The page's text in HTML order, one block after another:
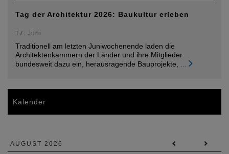
Tag der Architektur 2026: Baukultur erleben
17. Juni
Traditionell am letzten Juniwochenende laden die
Architektenkammern der Länder und ihre Mitglieder
bundesweit dazu ein, herausragende Bauprojekte,
Kalender
AUGUST 2026